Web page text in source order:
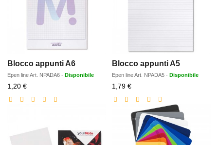
Blocco appunti A6
Epen lineArt. NPADA6 - Disponibile
1,20 €Prezzo
scontato
Blocco appunti A5
Epen lineArt. NPADA5 - Disponibile
1,79 €Prezzo
scontato